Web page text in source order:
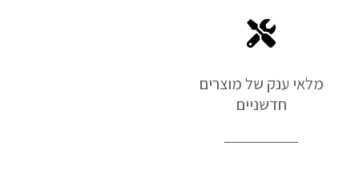
מלאי ענק של מוצרים
חדשניים